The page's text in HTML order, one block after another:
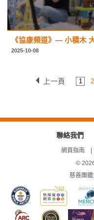
《協康頻道》— 小積木
2025-10-08
上一頁 1 2
聯絡我們
網頁指南
©
慈善團